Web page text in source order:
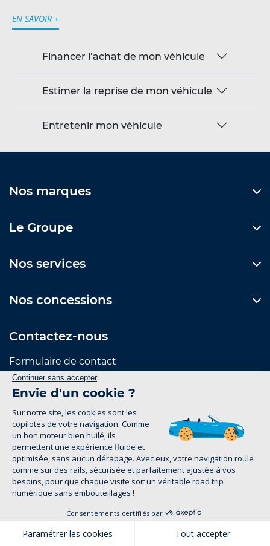
EN SAVOIR +
Financer l’achat de mon véhicule
Estimer la reprise de mon véhicule
Entretenir mon véhicule
Nos marques
Le Groupe
Nos services
Nos concessions
Contactez-nous
Formulaire de contact
Suivez-nous
Mentions Légales
Politique de confidentialité
groupe-legrand.fr 2026
Pour les trajets courts, privilégiez la marche ou le
vélo. #SeDéplacerMoinsPolluer
1